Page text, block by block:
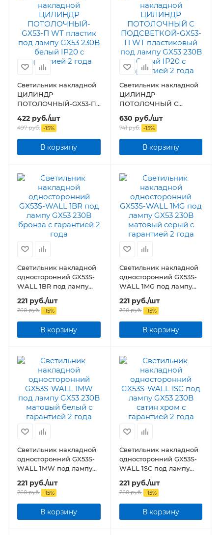
Светильник накладной
ЦИЛИНДР
ПОТОЛОЧНЫЙ-GX53-П
WT пластик под лампу
GX53 230B белый IP20
422 руб./шт
497руб. -15%
В корзину
Светильник накладной
ЦИЛИНДР
ПОТОЛОЧНЫЙ С
ПОДСВЕТКОЙ-GX53-П
WT пластиковый под
лампу GX53 230B белый
IP20
630 руб./шт
741руб. -15%
В корзину
Светильник накладной
односторонний GX53S-
WALL 1BR под лампу
GX53 230B бронза
221 руб./шт
260руб. -15%
В корзину
Светильник накладной
односторонний GX53S-
WALL 1MG под лампу
GX53 230B матовый
серый
221руб./шт
260руб. -15%
В корзину
Светильник накладной
односторонний GX53S-
WALL 1MW под лампу
GX53 230B матовый
белый
221 руб./шт
260руб. -15%
В корзину
Светильник накладной
односторонний GX53S-
WALL 1SC под лампу
GX53 230B сатин хром
221руб./шт
260руб. -15%
В корзину